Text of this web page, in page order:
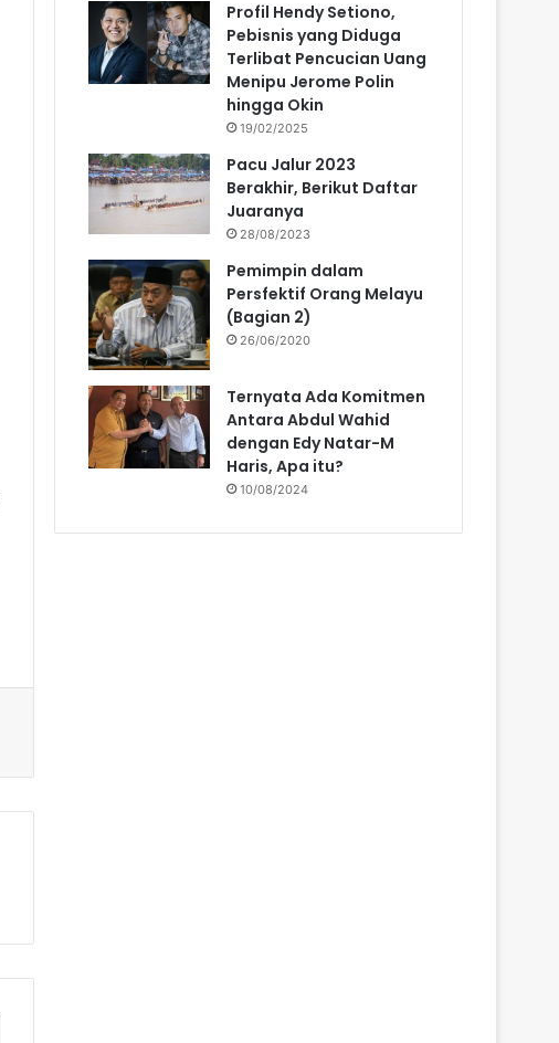
Profil Hendy Setiono,
Pebisnis yang Diduga
Terlibat Pencucian Uang
Menipu Jerome Polin
hingga Okin
19/02/2025
Pacu Jalur 2023
Berakhir, Berikut Daftar
Juaranya
28/08/2023
Pemimpin dalam
Persfektif Orang Melayu
(Bagian 2)
26/06/2020
Ternyata Ada Komitmen
Antara Abdul Wahid
dengan Edy Natar-M
Haris, Apa itu?
10/08/2024